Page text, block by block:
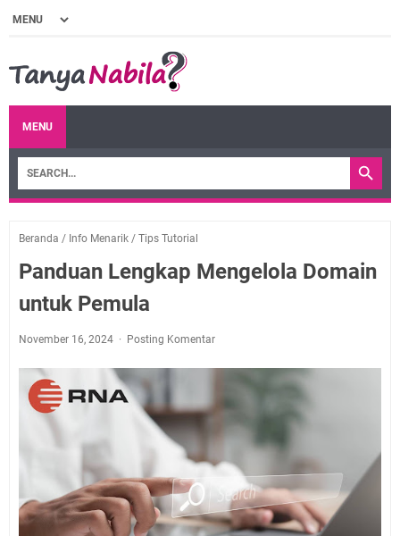
MENU
Beranda / Info Menarik / Tips Tutorial
Panduan Lengkap Mengelola Domain
untuk Pemula
November 16, 2024 Posting Komentar